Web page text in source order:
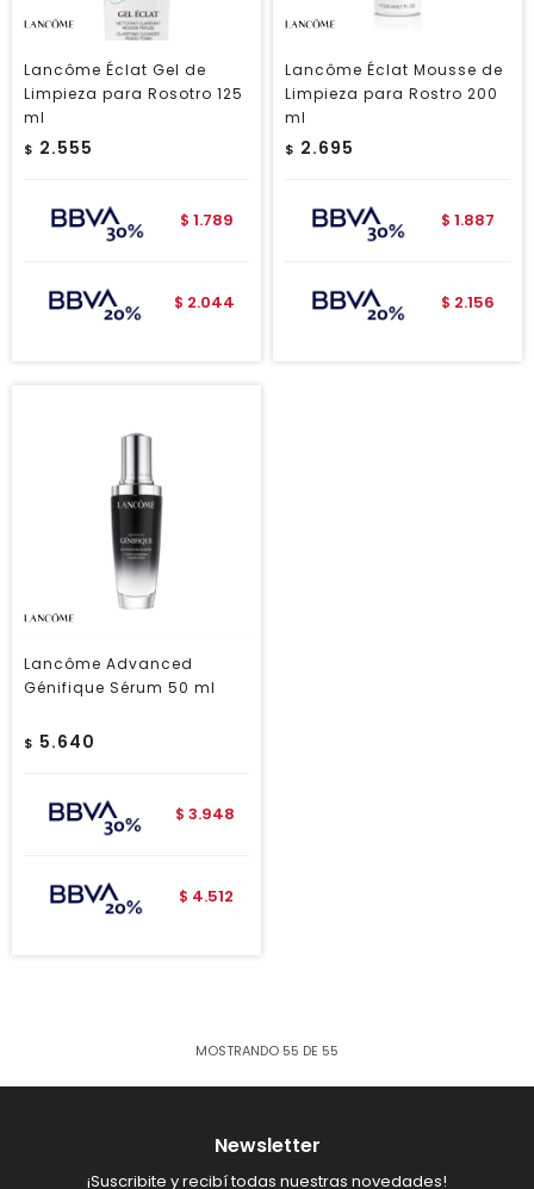
Lancôme Éclat Gel de
Limpieza para Rosotro 125
ml
$ 2.555
$ 1.789
$ 2.044
Lancôme Éclat Mousse de
Limpieza para Rostro 200
ml
$ 2.695
$ 1.887
$ 2.156
Lancôme Advanced
Génifique Sérum 50 ml
$ 5.640
$ 3.948
$ 4.512
MOSTRANDO 55 DE 55
Newsletter
¡Suscribite y recibí todas nuestras novedades!